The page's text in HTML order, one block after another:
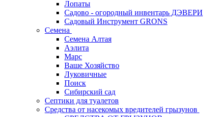
Лопаты
Садово - огородный инвентарь ДЭВЕРИ
Садовый Инструмент GRONS
Семена
Семена Алтая
Аэлита
Марс
Ваше Хозяйство
Луковичные
Поиск
Сибирский сад
Септики для туалетов
Средства от насекомых вредителей грызунов